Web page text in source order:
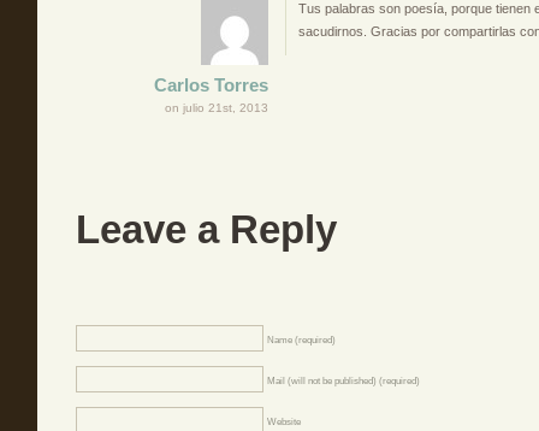
Carlos Torres
on julio 21st, 2013
Tus palabras son poesía, porque tienen
sacudirnos. Gracias por compartirlas
Leave a Reply
Name (required)
Mail (will not be published) (required)
Website